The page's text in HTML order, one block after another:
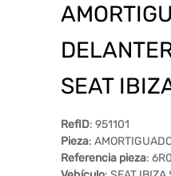
SEAT
RefID: 951101
Pieza:
Referencia pieza: